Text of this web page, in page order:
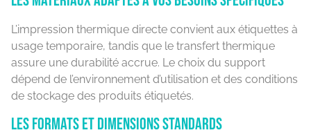
L’impression thermique directe convient aux étiquettes à
usage temporaire, tandis que le transfert thermique
assure une durabilité accrue. Le choix du support
dépend de l’environnement d’utilisation et des conditions
de stockage des produits étiquetés.
Les formats et dimensions standards